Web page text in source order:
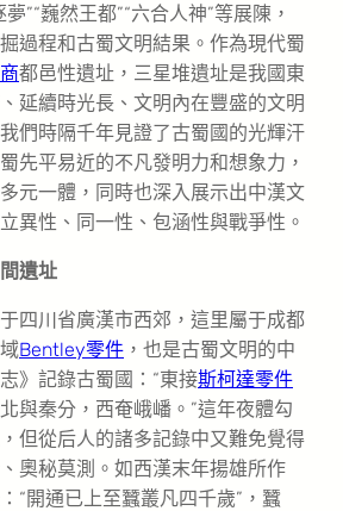
”“巍然王都”“六合人神”等展陳，
過程和古蜀文明結果。作為現代蜀
都邑性遺址，三星堆遺址是我國東
延續時光長、文明內在豐盛的文明
們時隔千年見證了古蜀國的光輝汗
先平易近的不凡發明力和想象力，
元一體，同時也深入展示出中漢文
異性、同一性、包涵性與戰爭性。
遺址
四川省廣漢市西郊，這里屬于成都
Bentley零件 ，也是古蜀文明的中
》記錄古蜀國：“東接斯柯達零件
與秦分，西奄峨嶓。”這年夜體勾
但從后人的諸多記錄中又難免覺得
奧秘莫測。如西漢末年揚雄所作
“開通已上至蠶叢凡四千歲”，蠶